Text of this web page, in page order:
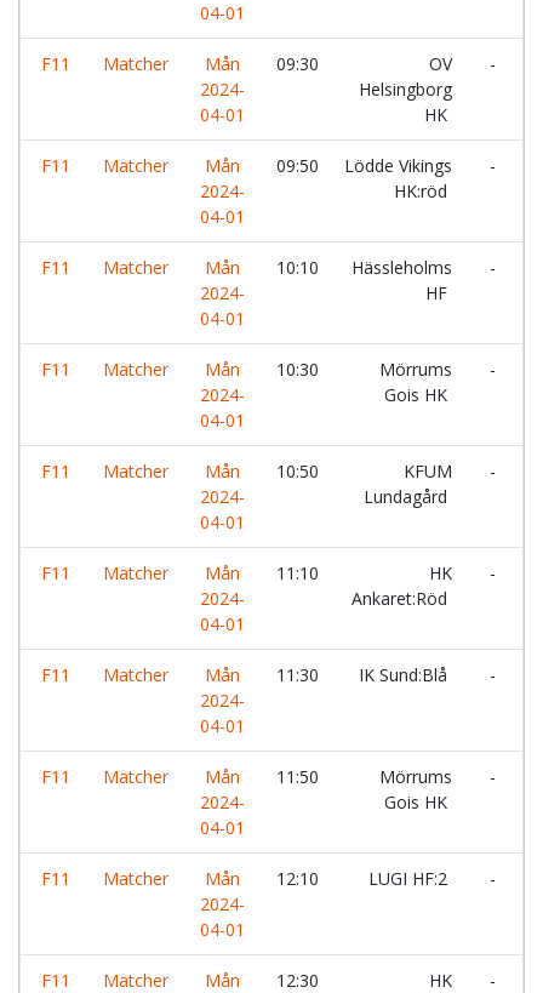
04-01
F11 Matcher
Mån
2024-
04-01
09:30
OV
Helsingborg
HK
-
F11 Matcher
Mån
2024-
04-01
09:50
Lödde Vikings
HK:röd
-
F11 Matcher
Mån
2024-
04-01
10:10
Hässleholms
HF
-
F11 Matcher
Mån
2024-
04-01
10:30
Mörrums
Gois HK
-
F11 Matcher
Mån
2024-
04-01
10:50
KFUM
Lundagård
-
F11 Matcher
Mån
2024-
04-01
11:10
HK
Ankaret:Röd
-
F11 Matcher
Mån
2024-
04-01
11:30 IK Sund:Blå -
F11 Matcher
Mån
2024-
04-01
11:50
Mörrums
Gois HK
-
F11 Matcher
Mån
2024-
04-01
12:10 LUGI HF:2 -
F11 Matcher
Mån
12:30
HK
-